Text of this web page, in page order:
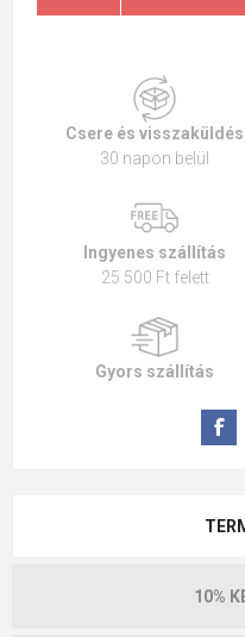
Csere és visszaküldés
30 napon belül
Ingyenes szállítás
25 500 Ft felett
Gyors szállítás
10%